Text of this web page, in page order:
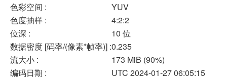
色彩空间 :
YUV
色度抽样 :
4:2:2
位深 :
10 位
数据密度 [码率/(像素*帧率)] :0.235
流大小 :
173 MiB (90%)
编码日期 :
UTC 2024-01-27 06:05:15